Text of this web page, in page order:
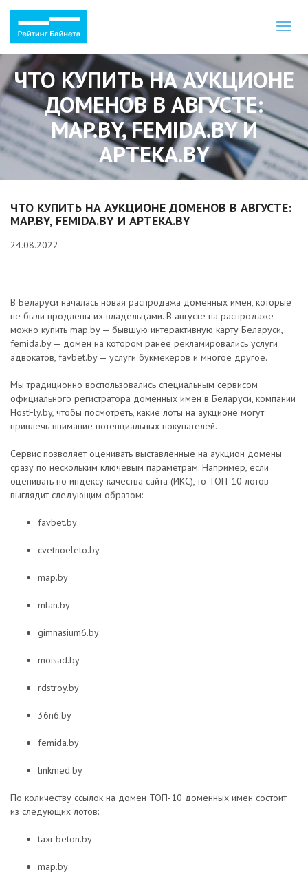
ЧТО КУПИТЬ НА АУКЦИОНЕ
ДОМЕНОВ В АВГУСТЕ:
MAP.BY, FEMIDA.BY И
APTEKA.BY
ЧТО КУПИТЬ НА АУКЦИОНЕ ДОМЕНОВ В АВГУСТЕ:
MAP.BY, FEMIDA.BY И APTEKA.BY
24.08.2022
В Беларуси началась новая распродажа доменных имен, которые
не были продлены их владельцами. В августе на распродаже
можно купить map.by — бывшую интерактивную карту Беларуси,
femida.by — домен на котором ранее рекламировались услуги
адвокатов, favbet.by — услуги букмекеров и многое другое.
Мы традиционно воспользовались специальным сервисом
официального регистратора доменных имен в Беларуси, компании
HostFly.by, чтобы посмотреть, какие лоты на аукционе могут
привлечь внимание потенциальных покупателей.
Сервис позволяет оценивать выставленные на аукцион домены
сразу по нескольким ключевым параметрам. Например, если
оценивать по индексу качества сайта (ИКС), то ТОП-10 лотов
выглядит следующим образом:
favbet.by
cvetnoeleto.by
map.by
mlan.by
gimnasium6.by
moisad.by
rdstroy.by
36n6.by
femida.by
linkmed.by
По количеству ссылок на домен ТОП-10 доменных имен состоит
из следующих лотов:
taxi-beton.by
map.by